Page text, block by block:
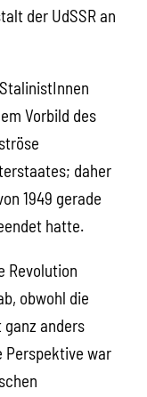
der UdSSR an
Vorbild des
daher
1949 gerade
hatte.
Revolution
obwohl die
anders
Perspektive war